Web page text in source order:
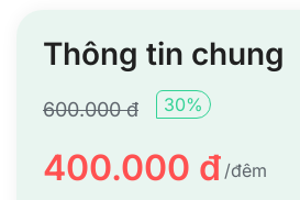
Thông tin chung
600.000 đ 30%
400.000 đ /đêm